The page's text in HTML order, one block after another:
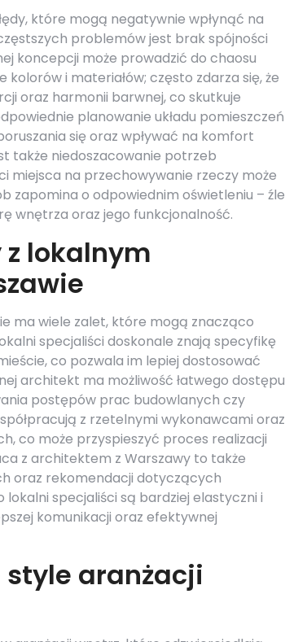
które mogą negatywnie wpłynąć na
problemów jest brak spójności
koncepcji może prowadzić do chaosu
kolorów i materiałów; często zdarza się, że
oraz harmonii barwnej, co skutkuje
planowanie układu pomieszczeń
się oraz wpływać na komfort
także niedoszacowanie potrzeb
na przechowywanie rzeczy może
zapomina o odpowiednim oświetleniu – źle
wnętrza oraz jego funkcjonalność.
z lokalnym
ma wiele zalet, które mogą znacząco
specjaliści doskonale znają specyfikę
co pozwala im lepiej dostosować
architekt ma możliwość łatwego dostępu
postępów prac budowlanych czy
z rzetelnymi wykonawcami oraz
co może przyspieszyć proces realizacji
z architektem z Warszawy to także
oraz rekomendacji dotyczących
specjaliści są bardziej elastyczni i
komunikacji oraz efektywnej
aranżacji